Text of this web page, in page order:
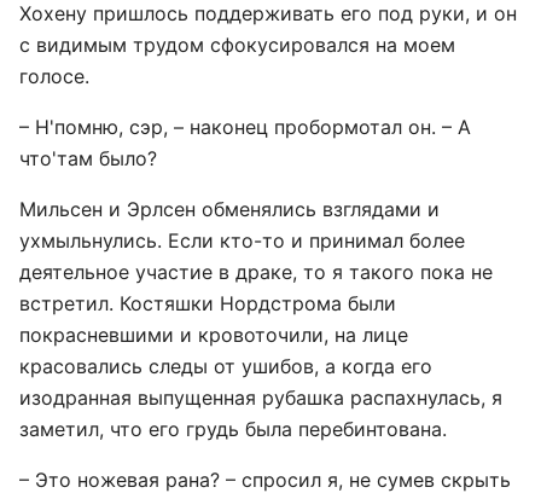
Хохену пришлось поддерживать его под руки, и он
с видимым трудом сфокусировался на моем
голосе.
– Н'помню, сэр, – наконец пробормотал он. – А
что'там было?
Мильсен и Эрлсен обменялись взглядами и
ухмыльнулись. Если кто-то и принимал более
деятельное участие в драке, то я такого пока не
встретил. Костяшки Нордстрома были
покрасневшими и кровоточили, на лице
красовались следы от ушибов, а когда его
изодранная выпущенная рубашка распахнулась, я
заметил, что его грудь была перебинтована.
– Это ножевая рана? – спросил я, не сумев скрыть